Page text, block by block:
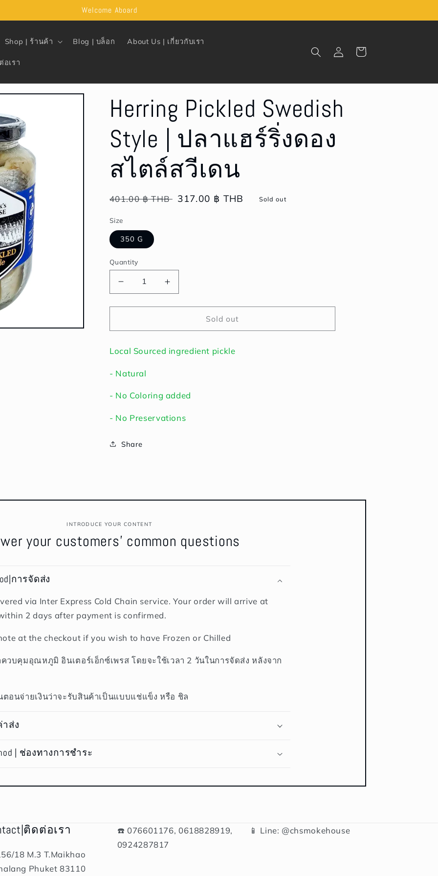
Welcome Aboard
Shop | ร้านค้า Blog | บล็อก About Us | เกี่ยวกับเรา
อเรา
Log
in
Cart
Herring Pickled Swedish
Style | ปลาแฮร์ริ่งดอง
สไตล์สวีเดน
Regular
401.00 ฿ THB Sale
317.00 ฿ THB Sold out
Size
350 G
Quantity
Decrease
quantity
for
Pickled
Style
ปลา
งด
สไตล์
Increase
quantity
for
Pickled
Style
งด
Sold out
Local Sourced ingredient pickle
- Natural
- No Coloring added
- No Preservations
Share
INTRODUCE YOUR CONTENT
your customers' common questions
การจัดส่ง
via Inter Express Cold Chain service. Your order will arrive at
2 days after payment is confirmed.
at the checkout if you wish to have Frozen or Chilled
วบคุมอุณหภูมิ อินเตอร์เอ็กซ์เพรส โดยจะใช้เวลา 2 วันในการจัดส่ง หลังจาก
ตอนจ่ายเงินว่าจะรับสินค้าเป็นแบบแช่แข็ง หรือ ชิล
าส่ง
| ช่องทางการชำระ
ติดต่อเรา
18 M.3 T.Maikhao
Phuket 83110
☎️ 076601176, 0618828919,
0924287817
📱 Line: @chsmokehouse